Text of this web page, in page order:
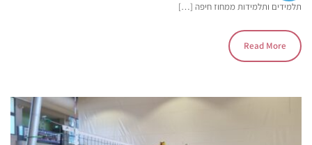
תלמידים ותלמידות​ ממחוז חיפה […]
Read More